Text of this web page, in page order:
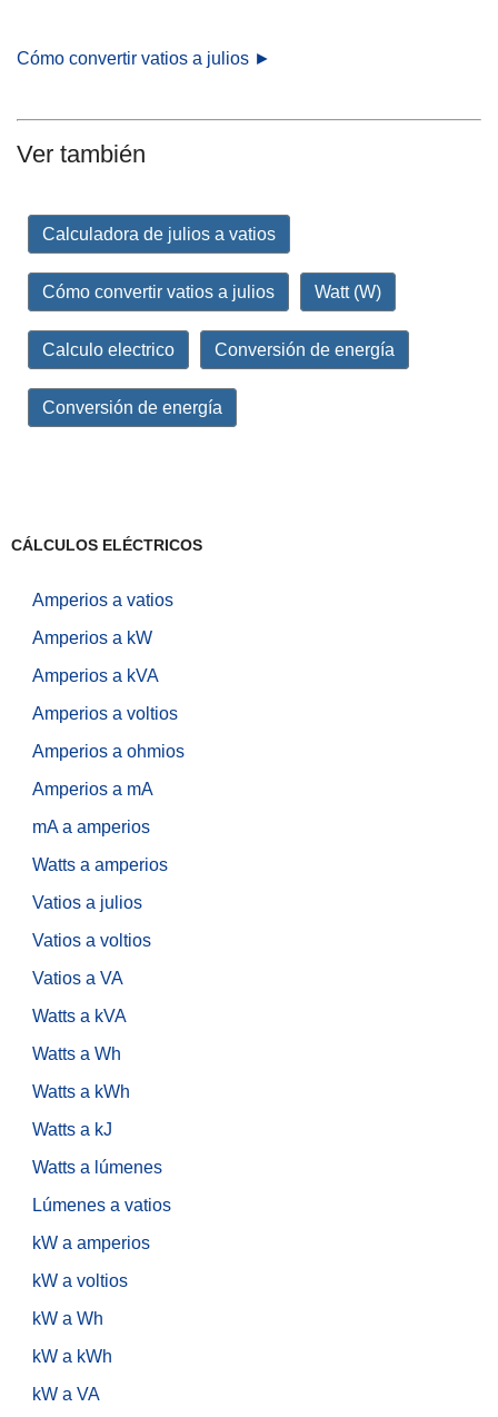
Cómo convertir vatios a julios ►
Ver también
Calculadora de julios a vatios
Cómo convertir vatios a julios Watt (W)
Calculo electrico Conversión de energía
Conversión de energía
CÁLCULOS ELÉCTRICOS
Amperios a vatios
Amperios a kW
Amperios a kVA
Amperios a voltios
Amperios a ohmios
Amperios a mA
mA a amperios
Watts a amperios
Vatios a julios
Vatios a voltios
Vatios a VA
Watts a kVA
Watts a Wh
Watts a kWh
Watts a kJ
Watts a lúmenes
Lúmenes a vatios
kW a amperios
kW a voltios
kW a Wh
kW a kWh
kW a VA